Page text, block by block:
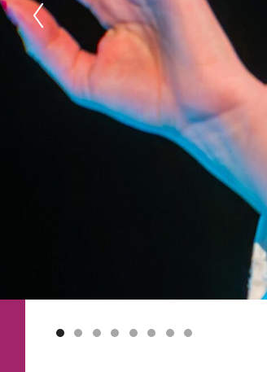
1
Current Item
2 3 4 5 6 7 8